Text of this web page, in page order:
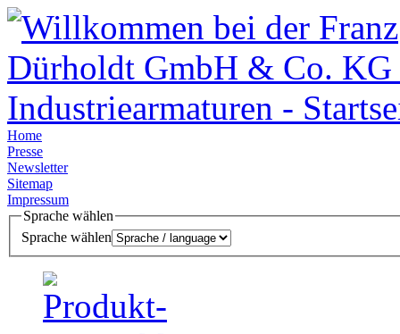
Home
Presse
Newsletter
Sitemap
Impressum
Sprache wählen
Sprache wählen